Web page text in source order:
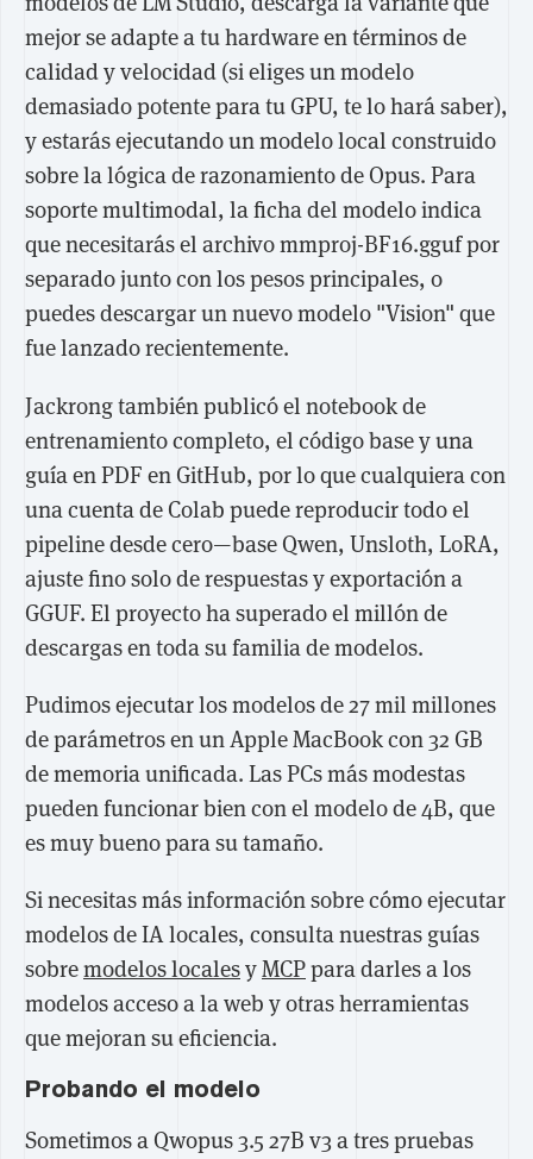
mejor se adapte a tu hardware en términos de
calidad y velocidad (si eliges un modelo
demasiado potente para tu GPU, te lo hará saber),
y estarás ejecutando un modelo local construido
sobre la lógica de razonamiento de Opus. Para
soporte multimodal, la ficha del modelo indica
que necesitarás el archivo mmproj-BF16.gguf por
separado junto con los pesos principales, o
puedes descargar un nuevo modelo "Vision" que
fue lanzado recientemente.
Jackrong también publicó el notebook de
entrenamiento completo, el código base y una
guía en PDF en GitHub, por lo que cualquiera con
una cuenta de Colab puede reproducir todo el
pipeline desde cero—base Qwen, Unsloth, LoRA,
ajuste fino solo de respuestas y exportación a
GGUF. El proyecto ha superado el millón de
descargas en toda su familia de modelos.
Pudimos ejecutar los modelos de 27 mil millones
de parámetros en un Apple MacBook con 32 GB
de memoria unificada. Las PCs más modestas
pueden funcionar bien con el modelo de 4B, que
es muy bueno para su tamaño.
Si necesitas más información sobre cómo ejecutar
modelos de IA locales, consulta nuestras guías
sobremodelos localesyMCPpara darles a los
modelos acceso a la web y otras herramientas
que mejoran su eficiencia.
Probando el modelo
Sometimos a Qwopus 3.5 27B v3 a tres pruebas